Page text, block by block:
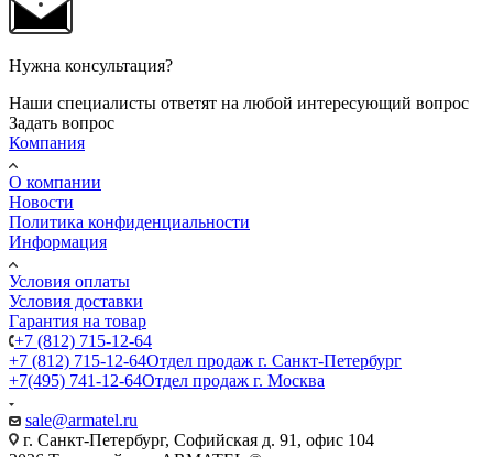
Нужна консультация?
Наши специалисты ответят на любой интересующий вопрос
Задать вопрос
Компания
О компании
Новости
Политика конфиденциальности
Информация
Условия оплаты
Условия доставки
Гарантия на товар
+7 (812) 715-12-64
+7 (812) 715-12-64Отдел продаж г. Санкт-Петербург
+7(495) 741-12-64Отдел продаж г. Москва
sale@armatel.ru
г. Санкт-Петербург, Софийская д. 91, офис 104